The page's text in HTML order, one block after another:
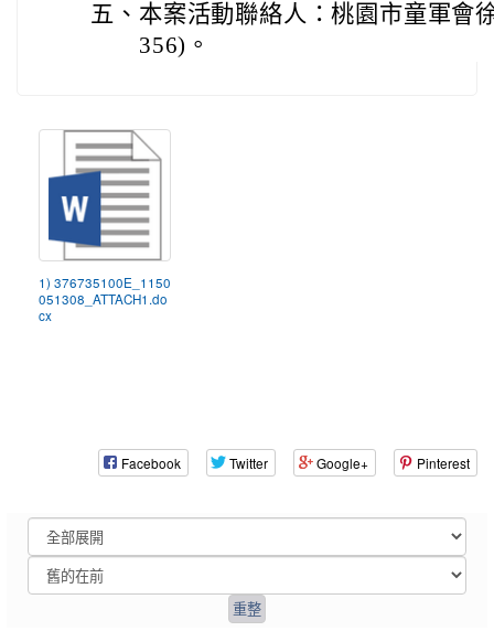
五、 本案活動聯絡人：桃園市童軍會
356)。
1) 376735100E_1150
051308_ATTACH1.do
cx
Facebook Twitter Google+ Pinterest